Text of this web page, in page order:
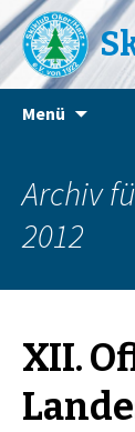
Menü
Archiv
2012
XII.